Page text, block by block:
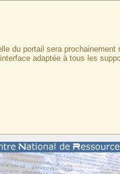
du portail sera prochainement
adaptée à tous les